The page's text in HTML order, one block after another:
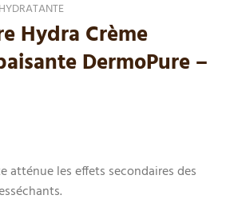
Hydra Crème
DermoPure –
atténue les effets secondaires des